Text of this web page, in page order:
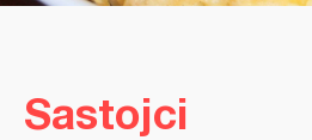
Sastojci